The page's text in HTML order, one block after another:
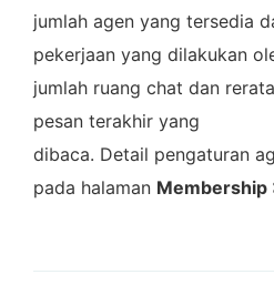
jumlah agen yang tersedia
pekerjaan yang dilakukan
jumlah ruang chat dan
pesan terakhir yang
dibaca. Detail pengaturan
pada halaman Membership